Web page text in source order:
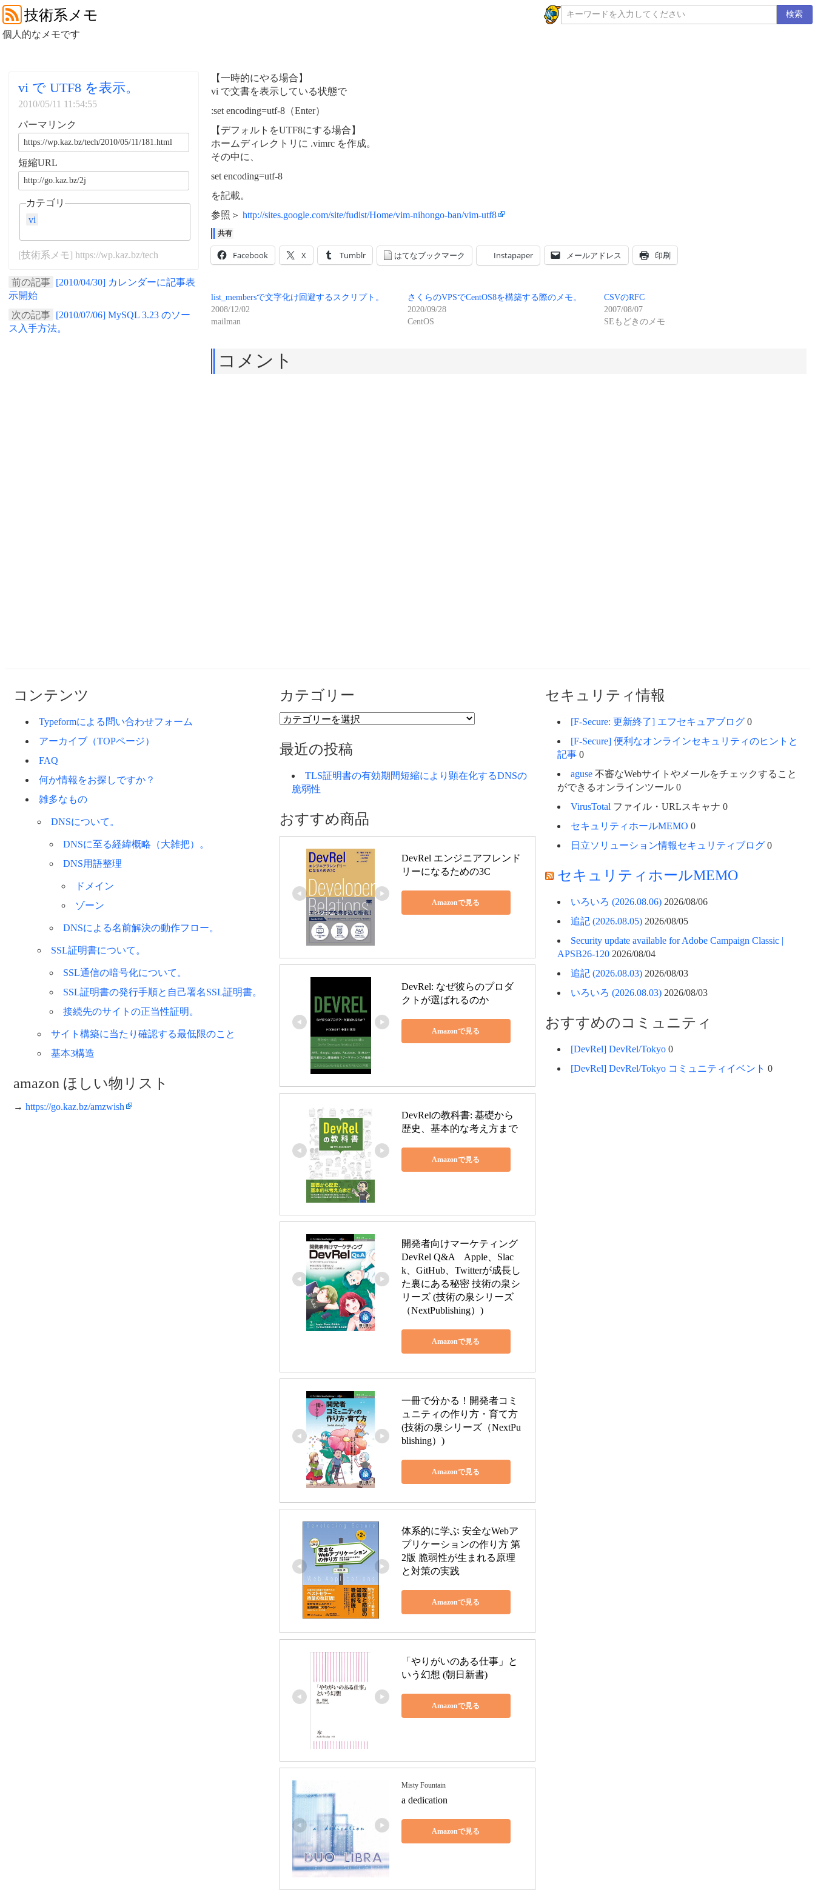
技術系メモ
個人的なメモです
検索
vi で UTF8 を表示。
2010/05/11 11:54:55
パーマリンク
短縮URL
カテゴリ
vi
[技術系メモ] https://wp.kaz.bz/tech
前の記事
[2010/04/30] カレンダーに記事表
示開始
次の記事
[2010/07/06] MySQL 3.23 のソー
ス入手方法。
【一時的にやる場合】
vi で文書を表示している状態で
:set encoding=utf-8（Enter）
【デフォルトをUTF8にする場合】
ホームディレクトリに .vimrc を作成。
その中に、
set encoding=utf-8
を記載。
参照＞ http://sites.google.com/site/fudist/Home/vim-nihongo-ban/vim-utf8
共有
Facebook X Tumblr はてなブックマーク Instapaper メールアドレス 印刷
list_membersで文字化け回避するスクリプト。
2008/12/02
mailman
さくらのVPSでCentOS8を構築する際のメモ。
2020/09/28
CentOS
CSVのRFC
2007/08/07
SEもどきのメモ
コメント
コンテンツ
Typeformによる問い合わせフォーム
アーカイブ（TOPページ）
FAQ
何か情報をお探しですか？
雑多なもの
DNSについて。
DNSに至る経緯概略（大雑把）。
DNS用語整理
ドメイン
ゾーン
DNSによる名前解決の動作フロー。
SSL証明書について。
SSL通信の暗号化について。
SSL証明書の発行手順と自己署名SSL証明書。
接続先のサイトの正当性証明。
サイト構築に当たり確認する最低限のこと
基本3構造
amazon ほしい物リスト
→ https://go.kaz.bz/amzwish
カテゴリー
カ
ゴ
リ
最近の投稿
TLS証明書の有効期間短縮により顕在化するDNSの
脆弱性
おすすめ商品
DevRel エンジニアフレンド
リーになるための3C
Amazonで見る
DevRel: なぜ彼らのプロダ
クトが選ばれるのか
Amazonで見る
DevRelの教科書: 基礎から
歴史、基本的な考え方まで
Amazonで見る
開発者向けマーケティング
DevRel Q&A　Apple、Slac
k、GitHub、Twitterが成長し
た裏にある秘密 技術の泉シ
リーズ (技術の泉シリーズ
（NextPublishing）)
Amazonで見る
一冊で分かる！開発者コミ
ュニティの作り方・育て方
(技術の泉シリーズ（NextPu
blishing）)
Amazonで見る
体系的に学ぶ 安全なWebア
プリケーションの作り方 第
2版 脆弱性が生まれる原理
と対策の実践
Amazonで見る
「やりがいのある仕事」と
いう幻想 (朝日新書)
Amazonで見る
Misty Fountain
a dedication
Amazonで見る
セキュリティ情報
[F-Secure: 更新終了] エフセキュアブログ 0
[F-Secure] 便利なオンラインセキュリティのヒントと
記事 0
aguse 不審なWebサイトやメールをチェックすること
ができるオンラインツール 0
VirusTotal ファイル・URLスキャナ 0
セキュリティホールMEMO 0
日立ソリューション情報セキュリティブログ 0
セキュリティホールMEMO
いろいろ (2026.08.06) 2026/08/06
追記 (2026.08.05) 2026/08/05
Security update available for Adobe Campaign Classic |
APSB26-120 2026/08/04
追記 (2026.08.03) 2026/08/03
いろいろ (2026.08.03) 2026/08/03
おすすめのコミュニティ
[DevRel] DevRel/Tokyo 0
[DevRel] DevRel/Tokyo コミュニティイベント 0